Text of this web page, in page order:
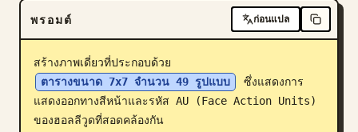
ดาวน์โหลด
บล็อก
พรอมต์ ก่อนแปล
สร้างภาพเดี่ยวที่ประกอบด้วย
ตารางขนาด 7x7 จำนวน 49 รูปแบบ
ซึ่งแสดงการ
แสดงออกทางสีหน้าและรหัส AU (Face Action Units)
ของฮอลลีวูดที่สอดคล้องกัน